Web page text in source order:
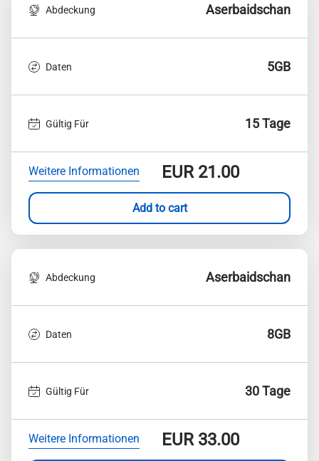
Abdeckung Aserbaidschan
Daten 5GB
Gültig Für 15 Tage
Weitere Informationen EUR21.00
Add to cart
Abdeckung Aserbaidschan
Daten 8GB
Gültig Für 30 Tage
Weitere Informationen EUR33.00